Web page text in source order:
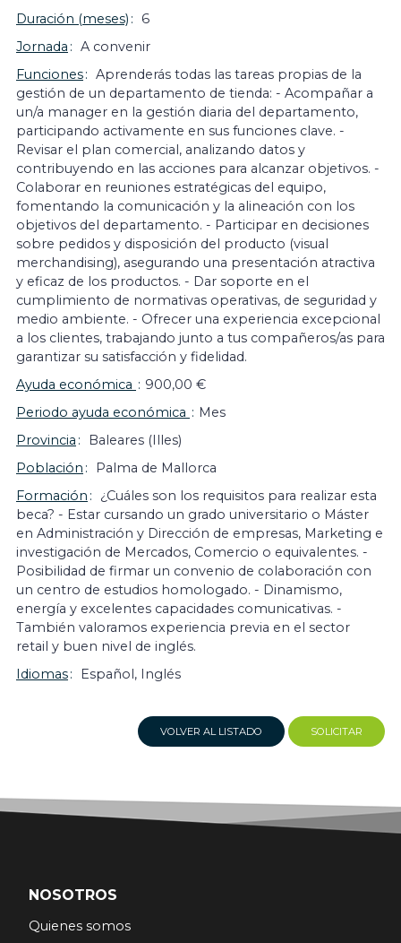
Duración (meses)
6
Jornada
A convenir
Funciones
Aprenderás todas las tareas propias de la
gestión de un departamento de tienda: - Acompañar a
un/a manager en la gestión diaria del departamento,
participando activamente en sus funciones clave. -
Revisar el plan comercial, analizando datos y
contribuyendo en las acciones para alcanzar objetivos. -
Colaborar en reuniones estratégicas del equipo,
fomentando la comunicación y la alineación con los
objetivos del departamento. - Participar en decisiones
sobre pedidos y disposición del producto (visual
merchandising), asegurando una presentación atractiva
y eficaz de los productos. - Dar soporte en el
cumplimiento de normativas operativas, de seguridad y
medio ambiente. - Ofrecer una experiencia excepcional
a los clientes, trabajando junto a tus compañeros/as para
garantizar su satisfacción y fidelidad.
Ayuda económica
900,00 €
Periodo ayuda económica
Mes
Provincia
Baleares (Illes)
Población
Palma de Mallorca
Formación
¿Cuáles son los requisitos para realizar esta
beca? - Estar cursando un grado universitario o Máster
en Administración y Dirección de empresas, Marketing e
investigación de Mercados, Comercio o equivalentes. -
Posibilidad de firmar un convenio de colaboración con
un centro de estudios homologado. - Dinamismo,
energía y excelentes capacidades comunicativas. -
También valoramos experiencia previa en el sector
retail y buen nivel de inglés.
Idiomas
Español, Inglés
VOLVER AL LISTADO SOLICITAR
NOSOTROS
Quienes somos